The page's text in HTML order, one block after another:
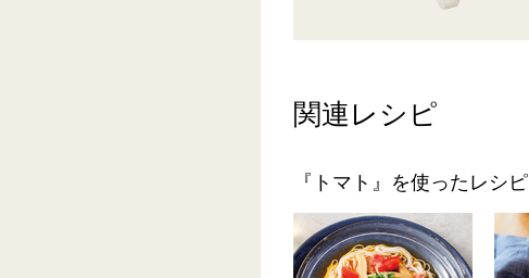
関連レシピ
『トマト』を使ったレシピ